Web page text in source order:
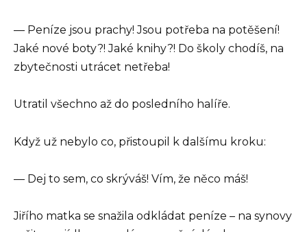
— Peníze jsou prachy! Jsou potřeba na potěšení!
Jaké nové boty?! Jaké knihy?! Do školy chodíš, na
zbytečnosti utrácet netřeba!
Utratil všechno až do posledního halíře.
Když už nebylo co, přistoupil k dalšímu kroku:
— Dej to sem, co skrýváš! Vím, že něco máš!
Jiřího matka se snažila odkládat peníze – na synovy